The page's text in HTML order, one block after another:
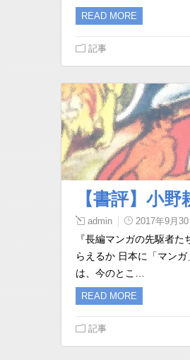
READ MORE
記事
【書評】小
admin 2017年9月30
『長編マンガの先駆者
らえるか 日本に「マン
は、今のとこ…
READ MORE
記事